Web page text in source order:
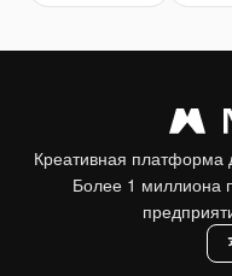
Креативная платформа
Более 1 миллиона